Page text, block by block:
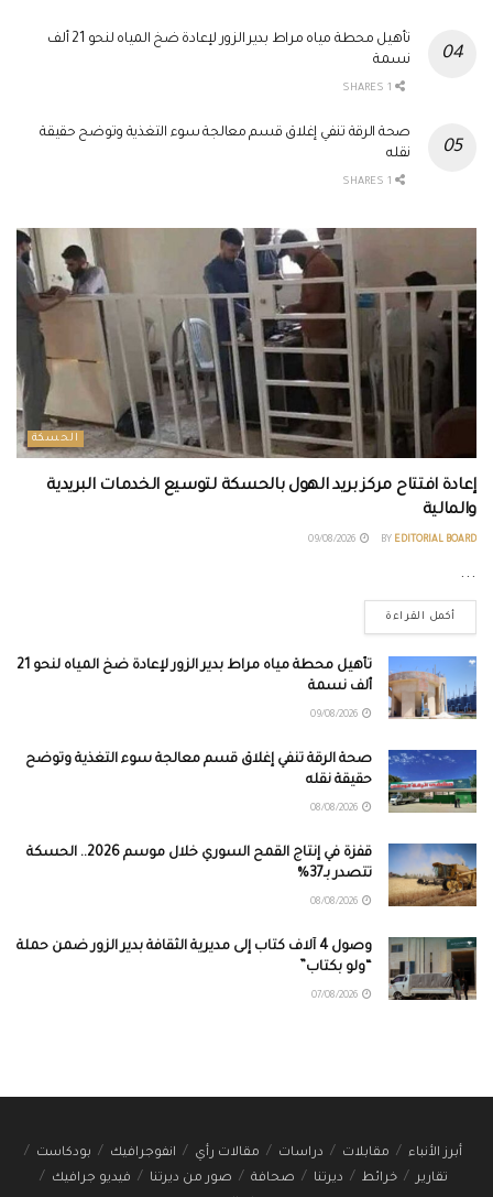
تأهيل محطة مياه مراط بدير الزور لإعادة ضخ المياه لنحو 21 ألف
نسمة
صحة الرقة تنفي إغلاق قسم معالجة سوء التغذية وتوضح حقيقة
نقله
الحسكة
إعادة افتتاح مركز بريد الهول بالحسكة لتوسيع الخدمات البريدية
والمالية
BY EDITORIAL BOARD
...
أكمل القراءة
تأهيل محطة مياه مراط بدير الزور لإعادة ضخ المياه لنحو 21
ألف نسمة
صحة الرقة تنفي إغلاق قسم معالجة سوء التغذية وتوضح
حقيقة نقله
قفزة في إنتاج القمح السوري خلال موسم 2026.. الحسكة
تتصدر بـ37%
وصول 4 آلاف كتاب إلى مديرية الثقافة بدير الزور ضمن حملة
“ولو بكتاب”
أبرز الأنباء مقابلات دراسات مقالات رأي انفوجرافيك
بودكاست
تقارير
خرائط ديرتنا صحافة صور من ديرتنا فيديو جرافيك